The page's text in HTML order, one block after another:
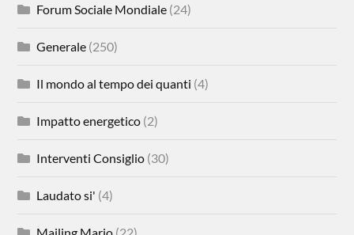
Forum Sociale Mondiale (24)
Generale (250)
Il mondo al tempo dei quanti (4)
Impatto energetico (2)
Interventi Consiglio (30)
Laudato si' (4)
Mailing Mario (22)